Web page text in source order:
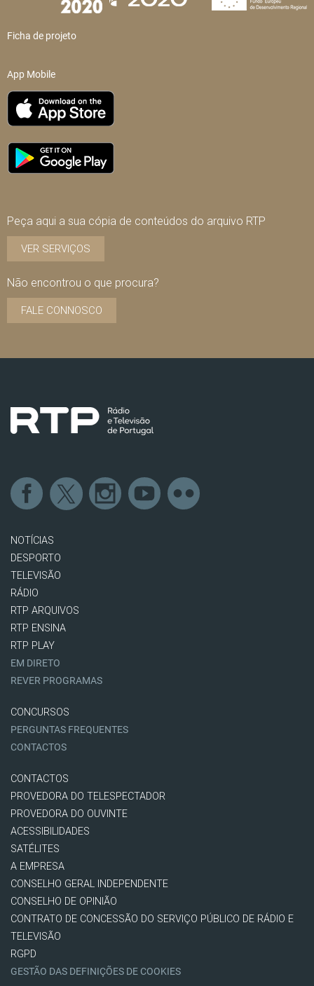
Ficha de projeto
App Mobile
Peça aqui a sua cópia de conteúdos do arquivo RTP
VER SERVIÇOS
Não encontrou o que procura?
FALE CONNOSCO
NOTÍCIAS
DESPORTO
TELEVISÃO
RÁDIO
RTP ARQUIVOS
RTP ENSINA
RTP PLAY
EM DIRETO
REVER PROGRAMAS
CONCURSOS
PERGUNTAS FREQUENTES
CONTACTOS
CONTACTOS
PROVEDORA DO TELESPECTADOR
PROVEDORA DO OUVINTE
ACESSIBILIDADES
SATÉLITES
A EMPRESA
CONSELHO GERAL INDEPENDENTE
CONSELHO DE OPINIÃO
CONTRATO DE CONCESSÃO DO SERVIÇO PÚBLICO DE RÁDIO E
TELEVISÃO
RGPD
GESTÃO DAS DEFINIÇÕES DE COOKIES